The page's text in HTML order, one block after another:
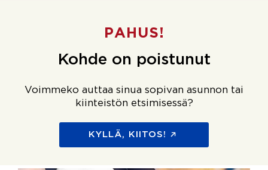
PAHUS!
Kohde on poistunut
Voimmeko auttaa sinua sopivan asunnon tai
kiinteistön etsimisessä?
KYLLÄ, KIITOS!